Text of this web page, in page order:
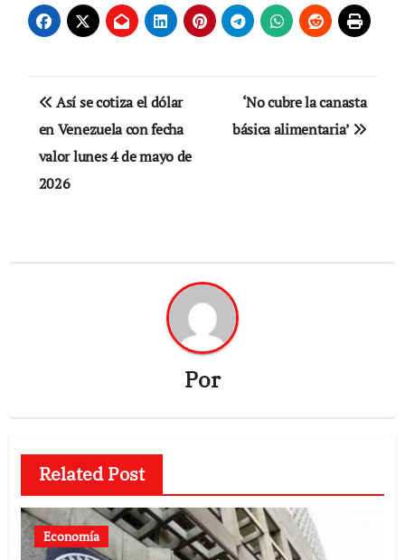
Navegación
de
entradas
Así se cotiza el dólar
en Venezuela con fecha
valor lunes 4 de mayo de
2026
‘No cubre la canasta
básica alimentaria’
Por
Related Post
Economía